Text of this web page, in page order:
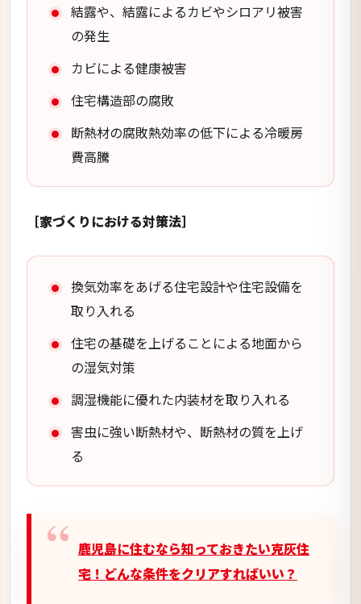
結露や、結露によるカビやシロアリ被害
の発生
カビによる健康被害
住宅構造部の腐敗
断熱材の腐敗熱効率の低下による冷暖房
費高騰
［家づくりにおける対策法］
換気効率をあげる住宅設計や住宅設備を
取り入れる
住宅の基礎を上げることによる地面から
の湿気対策
調湿機能に優れた内装材を取り入れる
害虫に強い断熱材や、断熱材の質を上げ
る
鹿児島に住むなら知っておきたい克灰住
宅！どんな条件をクリアすればいい？